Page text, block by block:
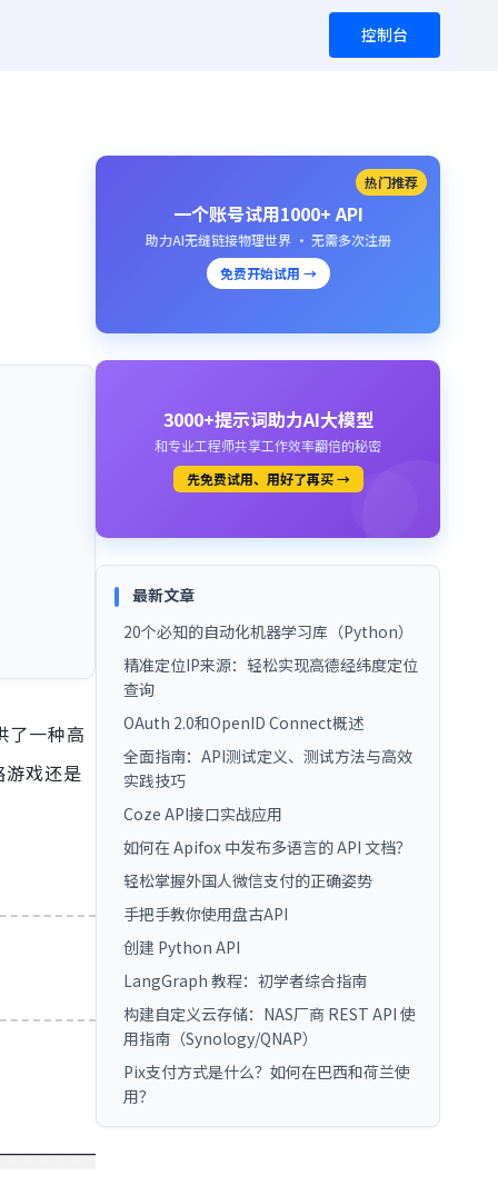
控制台
了一种高
戏还是
热门推荐
一个账号试用1000+ API
助力AI无缝链接物理世界 · 无需多次注册
免费开始试用 →
3000+提示词助力AI大模型
和专业工程师共享工作效率翻倍的秘密
先免费试用、用好了再买 →
最新文章
20个必知的自动化机器学习库（Python）
精准定位IP来源：轻松实现高德经纬度定位
查询
OAuth 2.0和OpenID Connect概述
全面指南：API测试定义、测试方法与高效
实践技巧
Coze API接口实战应用
如何在 Apifox 中发布多语言的 API 文档？
轻松掌握外国人微信支付的正确姿势
手把手教你使用盘古API
创建 Python API
LangGraph 教程：初学者综合指南
构建自定义云存储：NAS厂商 REST API 使
用指南（Synology/QNAP）
Pix支付方式是什么？如何在巴西和荷兰使
用？